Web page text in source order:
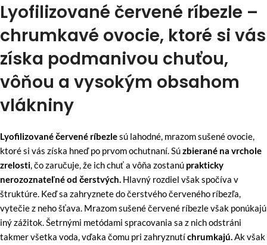
Lyofilizované červené ríbezle –
chrumkavé ovocie, ktoré si vás
získa podmanivou chuťou,
vôňou a vysokým obsahom
vlákniny
Lyofilizované červené ríbezlesú lahodné, mrazom sušené ovocie,
ktoré si vás získa hneď po prvom ochutnaní. Súzbierané na vrchole
zrelosti, čo zaručuje, že ich chuť a vôňa zostanú prakticky
nerozoznateľné od čerstvých. Hlavný rozdiel však spočíva v
štruktúre. Keď sa zahryznete do čerstvého červeného ríbezľa,
vytečie z neho šťava. Mrazom sušené červené ríbezle však ponúkajú
iný zážitok. Šetrnými metódami spracovania sa z nich odstráni
takmer všetka voda, vďaka čomu pri zahryznutíchrumkajú.Ak však